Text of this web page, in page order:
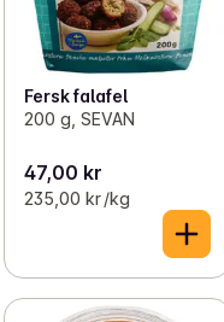
Fersk falafel
200 g, SEVAN
47,00 kr
235,00 kr /kg